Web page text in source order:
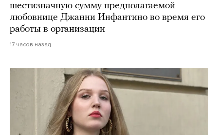
шестизначную сумму предполагаемой
любовнице Джанни Инфантино во время его
работы в организации
17 часов назад